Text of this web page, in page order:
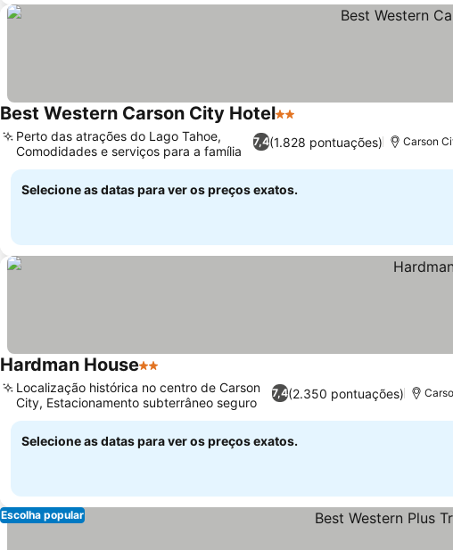
Best Western Carson City Hotel2 Estrelas
7,4(1.828 pontuações)
Perto das atrações do Lago Tahoe,
Comodidades e serviços para a família
Carson
Selecione as datas para ver os preços exatos.
Hardman House2 Estrelas
7,4(2.350 pontuações)
Localização histórica no centro de Carson
City, Estacionamento subterrâneo seguro
Selecione as datas para ver os preços exatos.
Escolha popular